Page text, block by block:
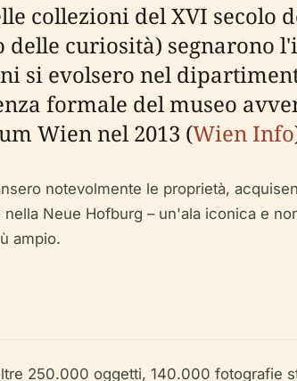
collezioni del XVI secolo
curiosità) segnarono
si evolsero nel
formale del museo
Wien nel 2013 (Wien Info
notevolmente le proprietà,
Neue Hofburg – un'ala iconica e
ampio.
250.000 oggetti, 140.000 fotografie